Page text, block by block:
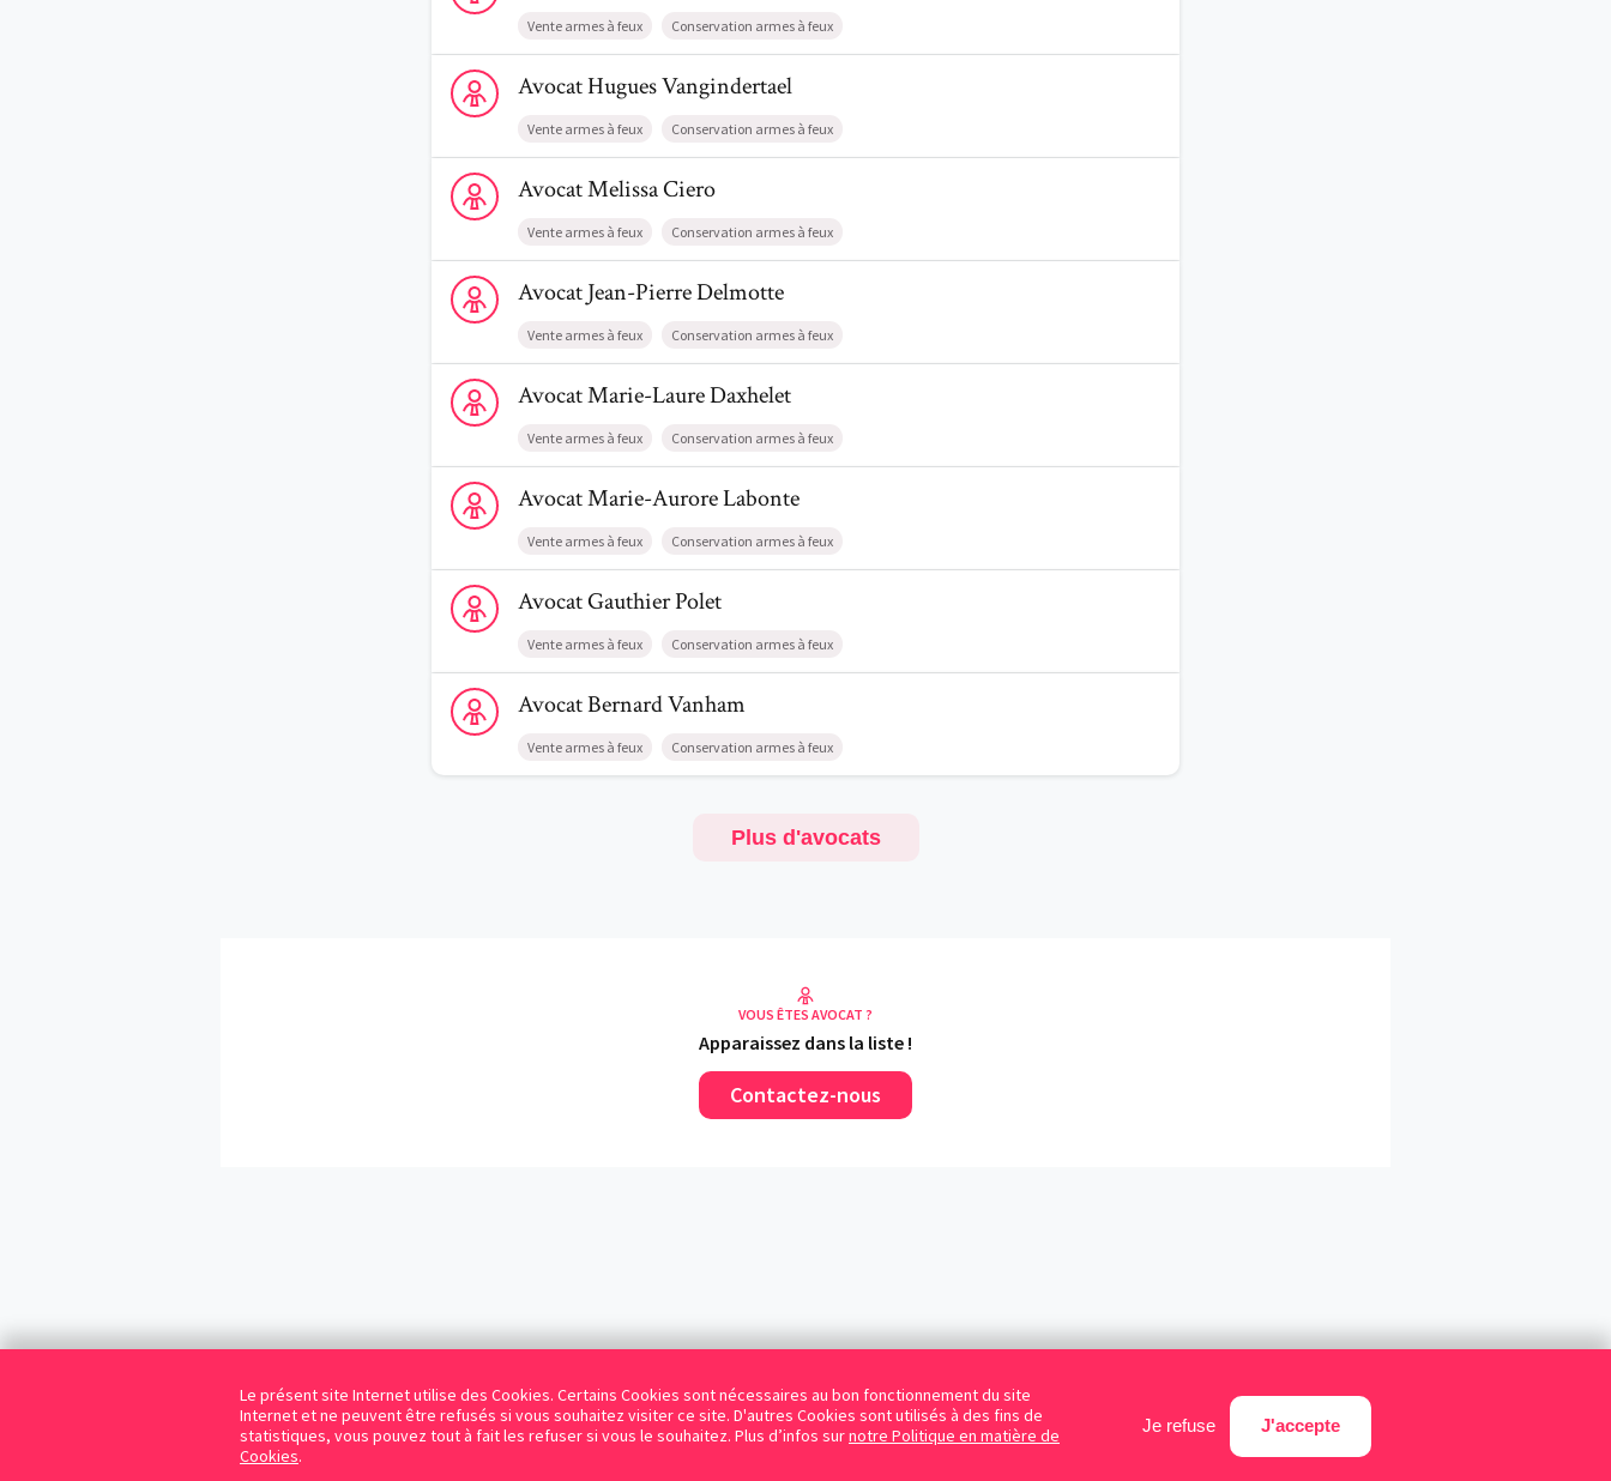
Le présent site Internet utilise des Cookies. Certains Cookies sont nécessaires au bon fonctionnement du site
Internet et ne peuvent être refusés si vous souhaitez visiter ce site. D'autres Cookies sont utilisés à des fins de
statistiques, vous pouvez tout à fait les refuser si vous le souhaitez. Plus d’infos surnotre Politique en matière de
Cookies.
Je refuse J'accepte
Vente armes à feux Conservation armes à feux
Voir le profil de AvocatHugues Vangindertael
AvocatHuguesVangindertael
Vente armes à feux Conservation armes à feux
Voir le profil de AvocatMelissa Ciero
AvocatMelissaCiero
Vente armes à feux Conservation armes à feux
Voir le profil de AvocatJean-Pierre Delmotte
AvocatJean-PierreDelmotte
Vente armes à feux Conservation armes à feux
Voir le profil de AvocatMarie-Laure Daxhelet
AvocatMarie-LaureDaxhelet
Vente armes à feux Conservation armes à feux
Voir le profil de AvocatMarie-Aurore Labonte
AvocatMarie-AuroreLabonte
Vente armes à feux Conservation armes à feux
Voir le profil de AvocatGauthier Polet
AvocatGauthierPolet
Vente armes à feux Conservation armes à feux
Voir le profil de AvocatBernard Vanham
AvocatBernardVanham
Vente armes à feux Conservation armes à feux
Plus d'avocats
VOUS ÊTES AVOCAT ?
Apparaissez dans la liste !
Contactez-nous